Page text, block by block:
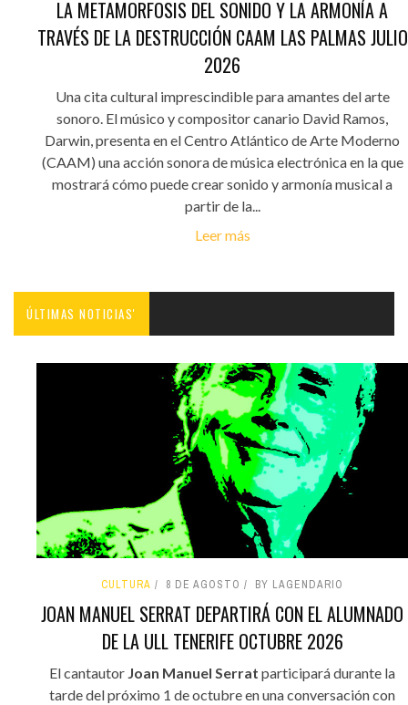
LA METAMORFOSIS DEL SONIDO Y LA ARMONÍA A
TRAVÉS DE LA DESTRUCCIÓN CAAM LAS PALMAS JULIO
2026
Una cita cultural imprescindible para amantes del arte
sonoro. El músico y compositor canario David Ramos,
Darwin, presenta en el Centro Atlántico de Arte Moderno
(CAAM) una acción sonora de música electrónica en la que
mostrará cómo puede crear sonido y armonía musical a
partir de la...
Leer más
ÚLTIMAS NOTICIAS'
CULTURA 8 DE AGOSTO BY LAGENDARIO
JOAN MANUEL SERRAT DEPARTIRÁ CON EL ALUMNADO
DE LA ULL TENERIFE OCTUBRE 2026
El cantautor Joan Manuel Serrat participará durante la
tarde del próximo 1 de octubre en una conversación con